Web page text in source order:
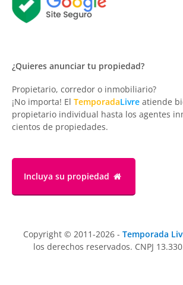
¿Quieres anunciar tu propiedad?
Propietario, corredor o inmobiliario?
¡No importa! El TemporadaLivre atiende
propietario individual hasta los agentes
cientos de propiedades.
Incluya su propiedad
Copyright © 2011-2026 - Temporada
los derechos reservados. CNPJ